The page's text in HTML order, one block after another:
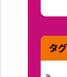
タグ